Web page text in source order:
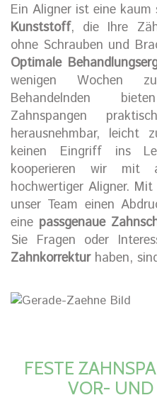
Ein Aligner ist eine kaum
Kunststoff, die Ihre
ohne Schrauben und
Optimale
wenigen Wochen
Behandelnden
Zahnspangen
herausnehmbar, leicht
keinen Eingriff ins
kooperieren wir mit
hochwertiger Aligner.
unser Team einen
eine passgenaue
Sie Fragen oder
Zahnkorrekturhaben,
FESTE
VOR- UND